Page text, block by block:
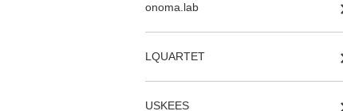
onoma.lab
LQUARTET
USKEES